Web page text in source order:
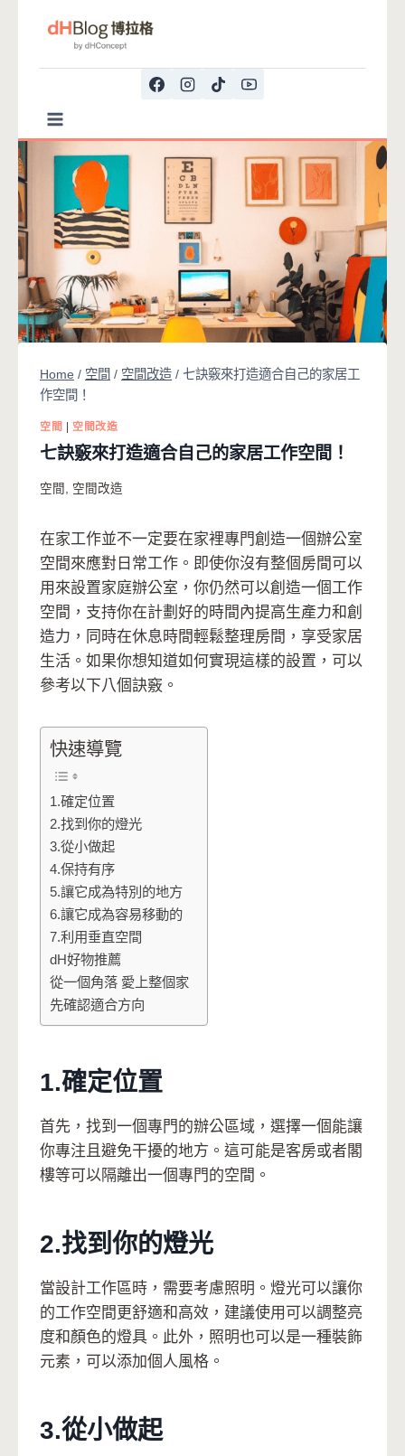
Home / 空間 / 空間改造 / 七訣竅來打造適合自己的家居工
作空間！
空間 空間改造
七訣竅來打造適合自己的家居工作空間！
空間 空間改造
在家工作並不一定要在家裡專門創造一個辦公室
空間來應對日常工作。即使你沒有整個房間可以
用來設置家庭辦公室，你仍然可以創造一個工作
空間，支持你在計劃好的時間內提高生產力和創
造力，同時在休息時間輕鬆整理房間，享受家居
生活。如果你想知道如何實現這樣的設置，可以
參考以下八個訣竅。
快速導覽
1.確定位置
2.找到你的燈光
3.從小做起
4.保持有序
5.讓它成為特別的地方
6.讓它成為容易移動的
7.利用垂直空間
dH好物推薦
從一個角落 愛上整個家
先確認適合方向
1.確定位置
首先，找到一個專門的辦公區域，選擇一個能讓
你專注且避免干擾的地方。這可能是客房或者閣
樓等可以隔離出一個專門的空間。
2.找到你的燈光
當設計工作區時，需要考慮照明。燈光可以讓你
的工作空間更舒適和高效，建議使用可以調整亮
度和顏色的燈具。此外，照明也可以是一種裝飾
元素，可以添加個人風格。
3.從小做起